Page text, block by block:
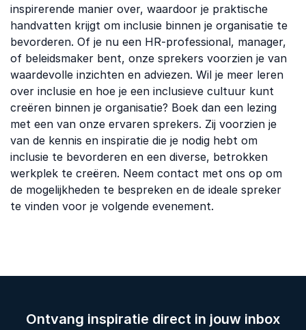
inspirerende manier over, waardoor je praktische
handvatten krijgt om inclusie binnen je organisatie te
bevorderen. Of je nu een HR-professional, manager,
of beleidsmaker bent, onze sprekers voorzien je van
waardevolle inzichten en adviezen. Wil je meer leren
over inclusie en hoe je een inclusieve cultuur kunt
creëren binnen je organisatie? Boek dan een lezing
met een van onze ervaren sprekers. Zij voorzien je
van de kennis en inspiratie die je nodig hebt om
inclusie te bevorderen en een diverse, betrokken
werkplek te creëren. Neem contact met ons op om
de mogelijkheden te bespreken en de ideale spreker
te vinden voor je volgende evenement.
Ontvang inspiratie direct in jouw inbox